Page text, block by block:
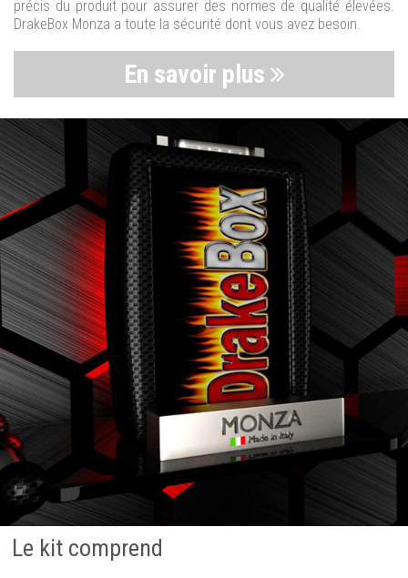
précis du produit pour assurer des normes de qualité élevées.
DrakeBox Monza a toute la sécurité dont vous avez besoin.
En savoir plus
Le kit comprend